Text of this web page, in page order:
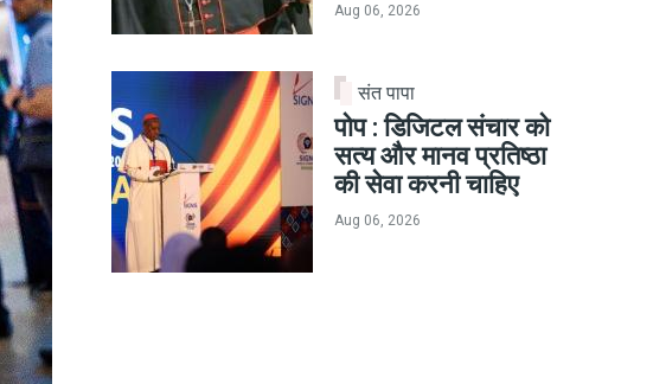
Aug 06, 2026
संत पापा
पोप : डिजिटल संचार को
सत्य और मानव प्रतिष्ठा
की सेवा करनी चाहिए
Aug 06, 2026